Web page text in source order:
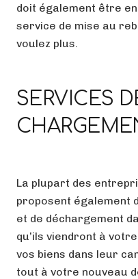
doit également être
service de mise au
voulez plus.
SERVICES
La plupart des
proposent également
et de déchargement
qu’ils viendront à
vos biens dans leur
tout à votre nouveau